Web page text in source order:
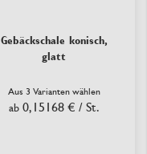
Gebäckschale konisch,
glatt
Aus 3 Varianten wählen
ab 0,15168 € / St.